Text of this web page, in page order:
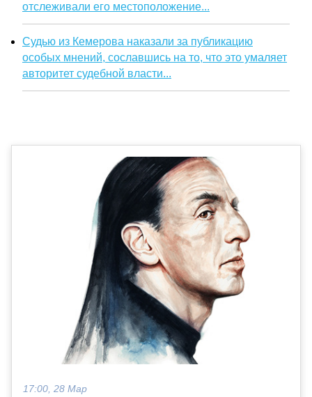
отслеживали его местоположение...
Судью из Кемерова наказали за публикацию
особых мнений, сославшись на то, что это умаляет
авторитет судебной власти...
17:00, 28 Мар